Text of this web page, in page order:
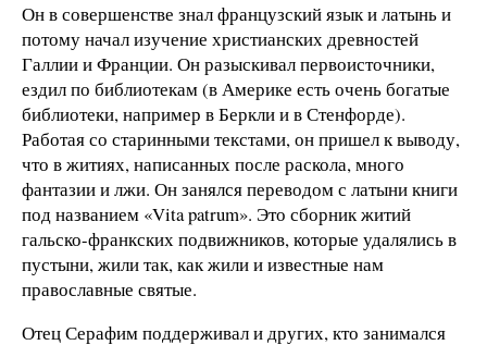
Он в совершенстве знал французский язык и латынь и
потому начал изучение христианских древностей
Галлии и Франции. Он разыскивал первоисточники,
ездил по библиотекам (в Америке есть очень богатые
библиотеки, например в Беркли и в Стенфорде).
Работая со старинными текстами, он пришел к выводу,
что в житиях, написанных после раскола, много
фантазии и лжи. Он занялся переводом с латыни книги
под названием «Vita patrum». Это сборник житий
гальско-франкских подвижников, которые удалялись в
пустыни, жили так, как жили и известные нам
православные святые.
Отец Серафим поддерживал и других, кто занимался